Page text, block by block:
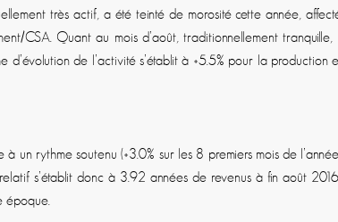
très actif, a été teinté de morosité cette année,
CSA. Quant au mois d’août, traditionnellement tranquille,
d’évolution de l’activité s’établit à +5.5% pour la production
un rythme soutenu (+3.0% sur les 8 premiers mois de
s’établit donc à 3.92 années de revenus à fin août
époque.